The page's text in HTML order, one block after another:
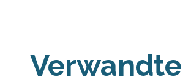
Verwandte